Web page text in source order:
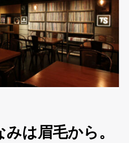
は眉毛から。